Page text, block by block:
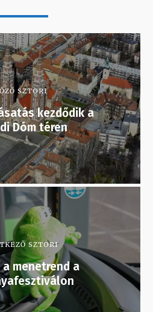
SZTORI
kezdődik a
Dóm téren
SZTORI
menetrend a